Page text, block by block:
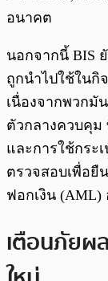
อนาคต
นอกจากนี้ BIS ยั
ถูกนำไปใช้ในกิ
เนื่องจากพวกมั
ตัวกลางควบคุม
และการใช้กระ
ตรวจสอบเพื่อยื
ฟอกเงิน
เตือนภัยผ